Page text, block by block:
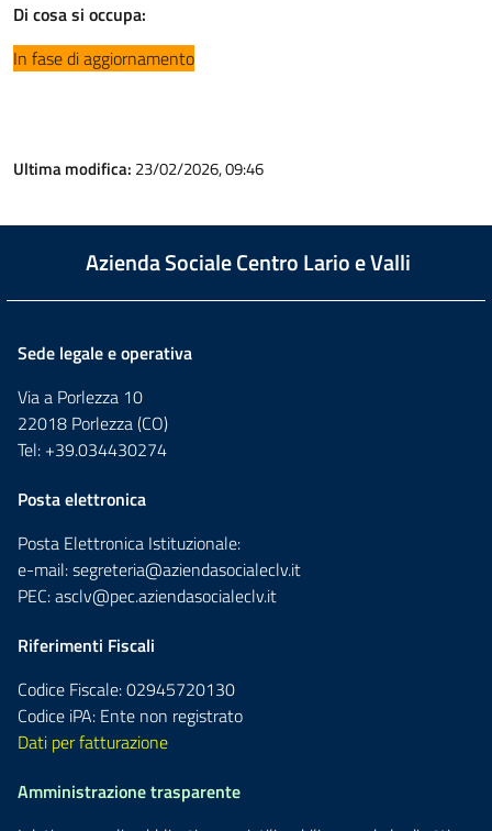
Di cosa si occupa:
In fase di aggiornamento
Ultima modifica: 23/02/2026, 09:46
Azienda Sociale Centro Lario e Valli
Sede legale e operativa
Via a Porlezza 10
22018 Porlezza (CO)
Tel: +39.034430274
Posta elettronica
Posta Elettronica Istituzionale:
e-mail:segreteria@aziendasocialeclv.it
PEC:asclv@pec.aziendasocialeclv.it
Riferimenti Fiscali
Codice Fiscale: 02945720130
Codice iPA: Ente non registrato
Dati per fatturazione
Amministrazione trasparente